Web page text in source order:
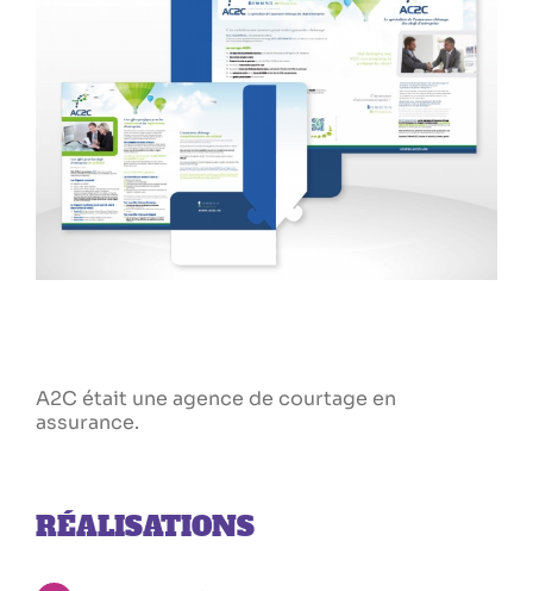
A2C était une agence de courtage en
assurance.
RÉALISATIONS